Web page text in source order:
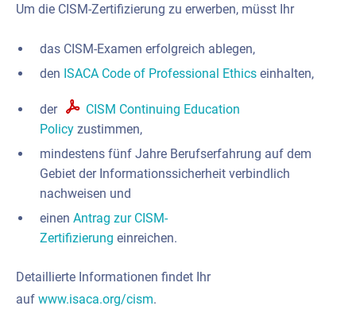
Um die CISM-Zertifizierung zu erwerben, müsst Ihr
das CISM-Examen erfolgreich ablegen,
den ISACA Code of Professional Ethics einhalten,
der
CISM Continuing Education
Policy zustimmen,
mindestens fünf Jahre Berufserfahrung auf dem
Gebiet der Informationssicherheit verbindlich
nachweisen und
einen Antrag zur CISM-
Zertifizierung
Detaillierte Informationen findet Ihr
auf www.isaca.org/cism.